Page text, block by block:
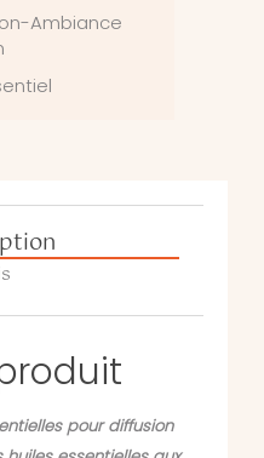
Ambiance
pour diffusion